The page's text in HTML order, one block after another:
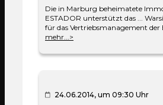
Branchenerfahrung
27 Jahre 3 Monate
Die in Marburg beheimatete
ESTADOR unterstützt das ...
für das Vertriebsmanagement der
mehr...>
24.06.2014, um 09:30 Uhr